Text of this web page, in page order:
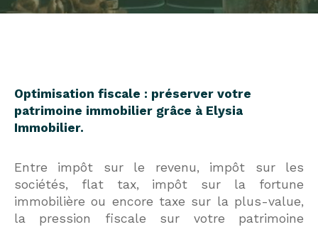
Optimisation fiscale : préserver votre
patrimoine immobilier grâce à Elysia
Immobilier.
Entre impôt sur le revenu, impôt sur les
sociétés, flat tax, impôt sur la fortune
immobilière ou encore taxe sur la plus-value,
la pression fiscale sur votre patrimoine